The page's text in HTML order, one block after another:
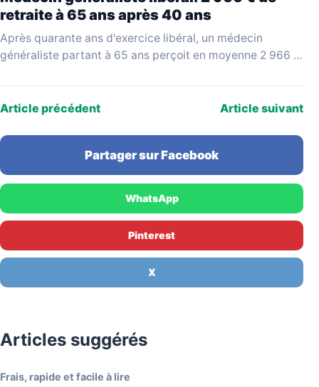
retraite à 65 ans après 40 ans
Après quarante ans d'exercice libéral, un médecin
généraliste partant à 65 ans perçoit en moyenne 2 966 €
Article précédent Article suivant
Partager sur Facebook
WhatsApp
Pinterest
X
Articles suggérés
Frais, rapide et facile à lire